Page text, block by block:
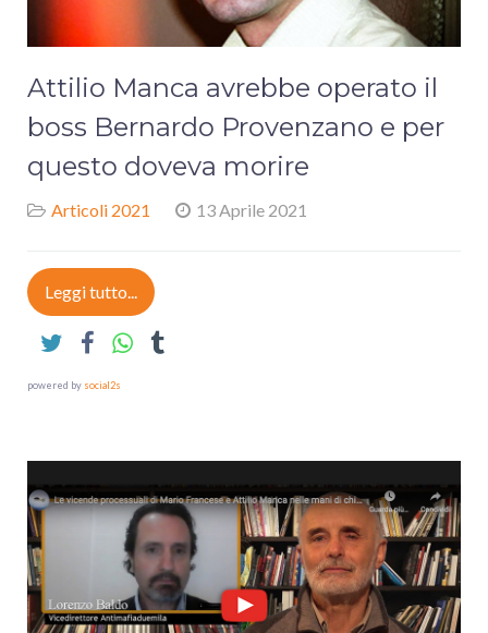
Attilio Manca avrebbe operato il
boss Bernardo Provenzano e per
questo doveva morire
Articoli 2021 13 Aprile 2021
Leggi tutto...
powered by social2s